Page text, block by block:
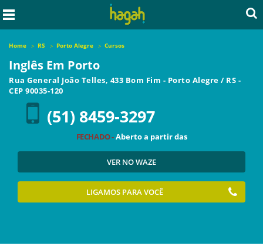
Home RS Porto Alegre Cursos
Inglês Em Porto
Rua General João Telles, 433 Bom Fim - Porto Alegre / RS -
CEP 90035-120
(51) 8459-3297
FECHADO -Aberto a partir das
VER NO WAZE
LIGAMOS PARA VOCÊ